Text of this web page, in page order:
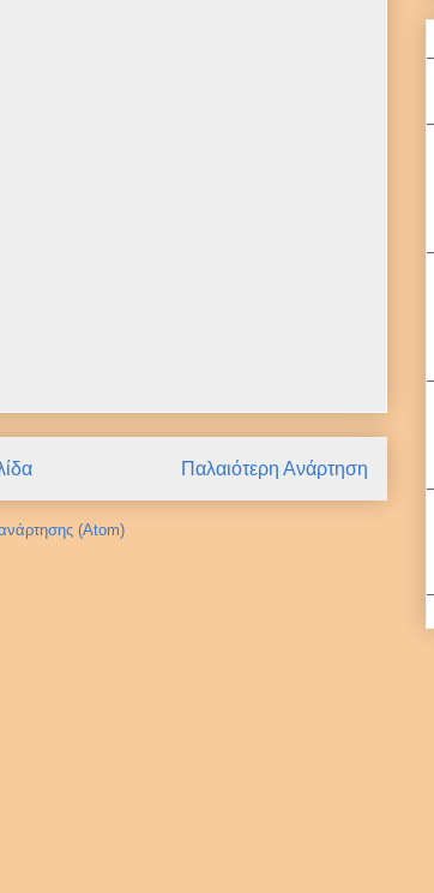
Παλαιότερη Ανάρτηση
(Atom)